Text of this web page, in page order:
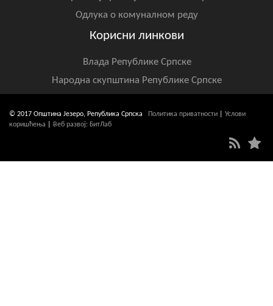
Одлука о комуналном реду
Корисни линкови
Влада Републике Српске
Народна скупштина Републике Српске
© 2017 Општина Језеро, Република Српска Политика приватности
Услови
коришћења
Веб развој: БитЛаб